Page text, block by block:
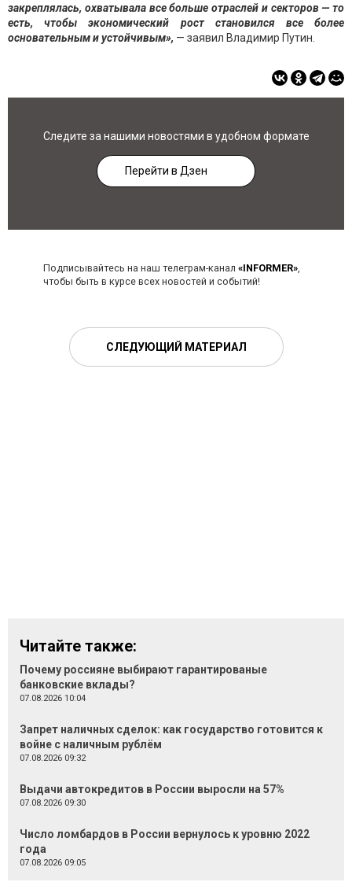
закреплялась, охватывала все больше отраслей и секторов — то
есть, чтобы экономический рост становился все более
основательным и устойчивым», — заявил Владимир Путин.
Следите за нашими новостями в удобном формате
Перейти в Дзен
Подписывайтесь на наш телеграм-канал «INFORMER»,
чтобы быть в курсе всех новостей и событий!
СЛЕДУЮЩИЙ МАТЕРИАЛ
Читайте также:
Почему россияне выбирают гарантированые
банковские вклады?
07.08.2026 10:04
Запрет наличных сделок: как государство готовится к
войне с наличным рублём
07.08.2026 09:32
Выдачи автокредитов в России выросли на 57%
07.08.2026 09:30
Число ломбардов в России вернулось к уровню 2022
года
07.08.2026 09:05